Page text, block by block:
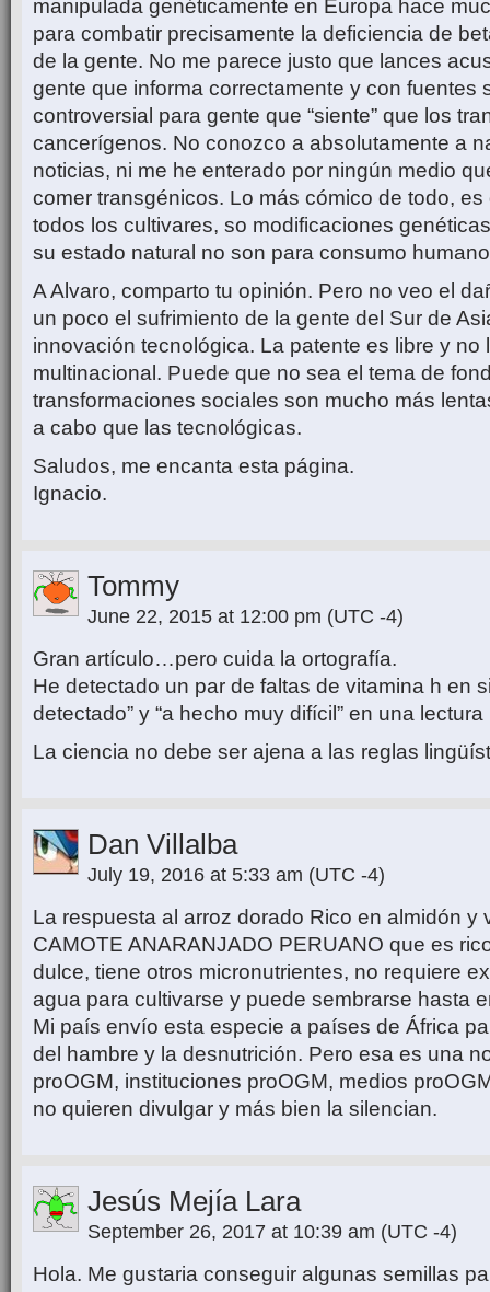
manipulada genéticamente en Europa hace
para combatir precisamente la deficiencia de
de la gente. No me parece justo que lances
gente que informa correctamente y con fuentes
controversial para gente que “siente” que los
cancerígenos. No conozco a absolutamente a
noticias, ni me he enterado por ningún medio
comer transgénicos. Lo más cómico de todo,
todos los cultivares, so modificaciones
su estado natural no son para consumo
A Alvaro, comparto tu opinión. Pero no veo el
un poco el sufrimiento de la gente del Sur de
innovación tecnológica. La patente es libre y no
multinacional. Puede que no sea el tema de
transformaciones sociales son mucho más
a cabo que las tecnológicas.
Saludos, me encanta esta página.
Ignacio.
Tommy
June 22, 2015 at 12:00 pm (UTC -4)
Gran artículo…pero cuida la ortografía.
He detectado un par de faltas de vitamina h en
detectado” y “a hecho muy difícil” en una
La ciencia no debe ser ajena a las reglas
Dan Villalba
July 19, 2016 at 5:33 am (UTC -4)
La respuesta al arroz dorado Rico en almidón y
CAMOTE ANARANJADO PERUANO que es
dulce, tiene otros micronutrientes, no requiere
agua para cultivarse y puede sembrarse hasta
Mi país envío esta especie a países de África
del hambre y la desnutrición. Pero esa es una
proOGM, instituciones proOGM, medios
no quieren divulgar y más bien la silencian.
Jesús Mejía Lara
September 26, 2017 at 10:39 am (UTC -4)
Hola. Me gustaria conseguir algunas semillas